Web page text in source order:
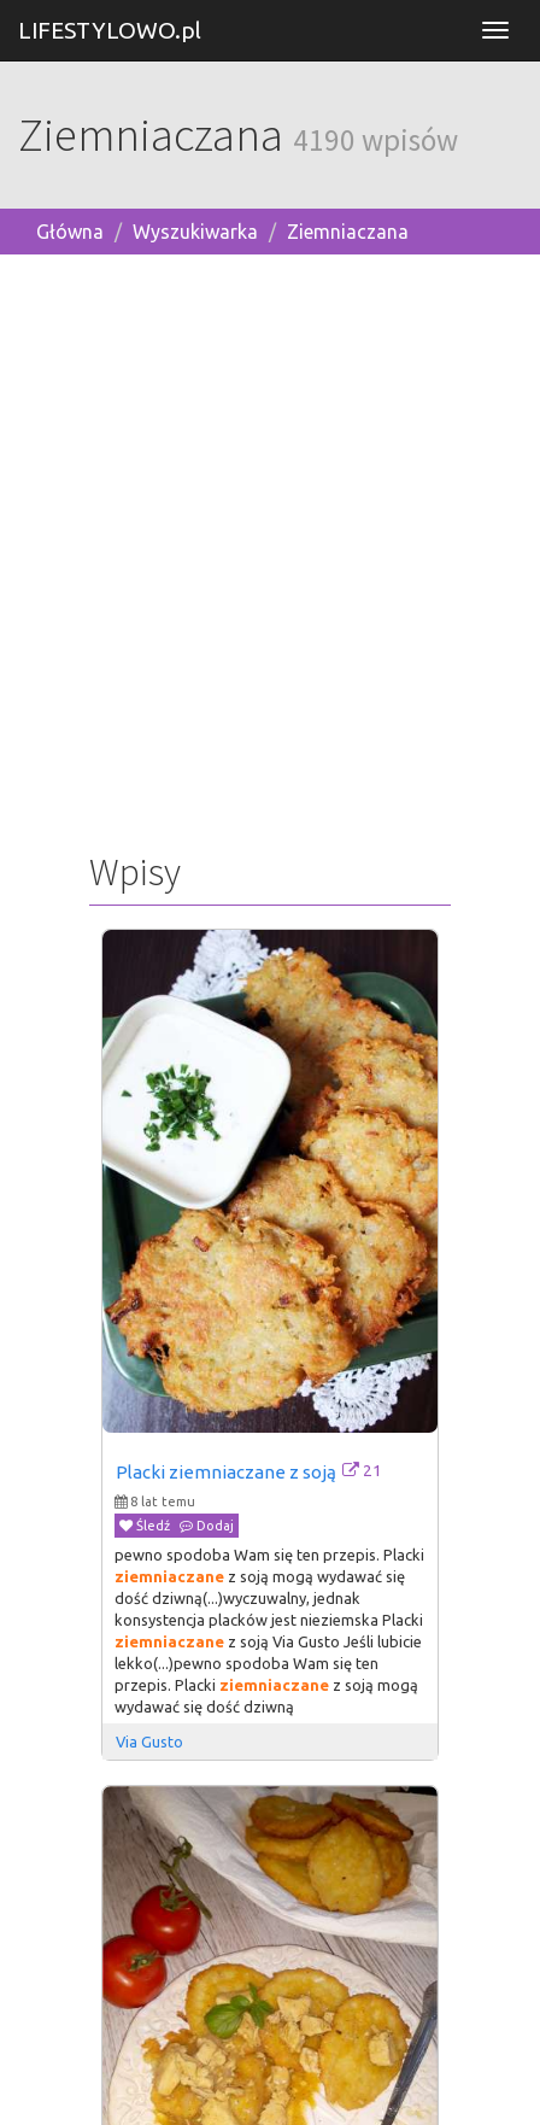
LIFESTYLOWO.pl
Ziemniaczana 4190 wpisów
Główna Wyszukiwarka Ziemniaczana
Wpisy
Placki ziemniaczane z soją 21
8 lat temu
Śledź
Dodaj
pewno spodoba Wam się ten przepis. Placki
ziemniaczane z soją mogą wydawać się
dość dziwną(...)wyczuwalny, jednak
konsystencja placków jest nieziemska Placki
ziemniaczane z soją Via Gusto Jeśli lubicie
lekko(...)pewno spodoba Wam się ten
przepis. Placki ziemniaczane z soją mogą
wydawać się dość dziwną
Via Gusto